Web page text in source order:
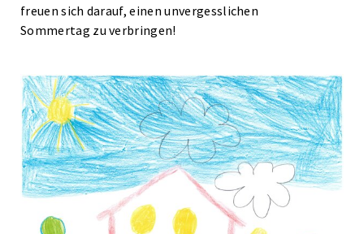
freuen sich darauf, einen unvergesslichen
Sommertag zu verbringen!